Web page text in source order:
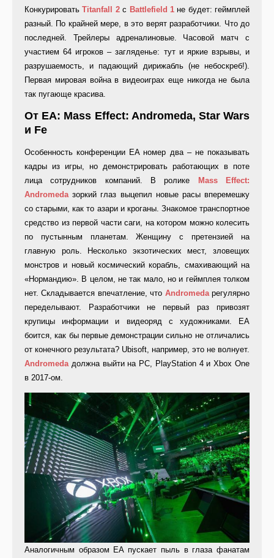
КонкурироватьTitanfall 2с Battlefield 1не будет: геймплей
разный. По крайней мере, в это верят разработчики. Что до
последней. Трейлеры адреналиновые. Часовой матч с
участием 64 игроков – загляденье: тут и яркие взрывы, и
разрушаемость, и падающий дирижабль (не небоскреб!).
Первая мировая война в видеоиграх еще никогда не была
так пугающе красива.
От EA: Mass Effect: Andromeda, Star Wars
и Fe
Особенность конференции EA номер два – не показывать
кадры из игры, но демонстрировать работающих в поте
лица сотрудников компаний. В ролике Mass Effect:
Andromeda зоркий глаз выцепил новые расы вперемешку
со старыми, как то азари и кроганы. Знакомое транспортное
средство из первой части саги, на котором можно колесить
по пустынным планетам. Женщину с претензией на
главную роль. Несколько экзотических мест, зловещих
монстров и новый космический корабль, смахивающий на
«Нормандию». В целом, не так мало, но и геймплея толком
нет. Складывается впечатление, что Andromeda регулярно
переделывают. Разработчики не первый раз привозят
крупицы информации и видеоряд с художниками. EA
боится, как бы первые демонстрации сильно не отличались
от конечного результата? Ubisoft, например, это не волнует.
Andromeda должна выйти на PC, PlayStation 4 и Xbox One
в 2017-ом.
Аналогичным образом EA пускает пыль в глаза фанатам